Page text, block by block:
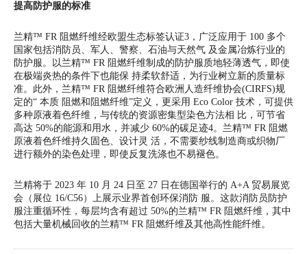
提高防护服的标准
兰精™ FR 阻燃纤维经欧盟生态标签认证3，广泛应用于 100 多个
国家包括消防员、军人、警察、石油与天然气 及金属冶炼行业的
防护服。以兰精™ FR 阻燃纤维制成的防护服质地轻薄透气，即使
在极端炎热的条件下也能保 持柔软舒适，为行业树立新的质量标
准。此外，兰精™ FR 阻燃纤维符合欧洲人造纤维协会(CIRFS)规
定的“ 本质 阻燃和阻燃纤维”定义，更采用 Eco Color 技术，可提供
多种原液着色纤维，与传统的资源密集型染色方法相 比，可节省
高达 50%的能源和用水，并减少 60%的碳足迹4。兰精™ FR 阻燃
原液着色纤维持久固色、设计灵 活，不需要纱线制造商或织物厂
进行额外的染色处理，即使反复洗涤也不易褪色。
兰精将于 2023 年 10 月 24 日至 27 日在德国举行的 A+A 贸易展览
会（展位 16/C56）上展示业界首创环保消防 服。这款消防员防护
服注重循环性，每层均含有超过 50%的兰精™ FR 阻燃纤维，其中
包括大量机械回收的兰精™ FR 阻燃纤维及其他高性能纤维。